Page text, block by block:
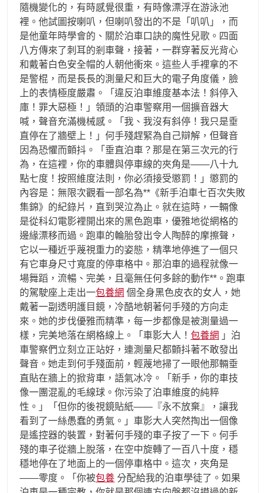
隨機變化的，有時感覺很重，有時像漂浮在游泳池
裡。他試圖按喇叭，但喇叭發出的不是「叭叭」，而
是他童年時學會的、關於泊車口訣的魔性兒歌。四面
八方傳來了刺耳的剎車聲，接著，一群穿著反光背心
和戴著白色安全帽的人朝他衝來。這些人手裡拿的不
是警棍，而是長長的測量尺和巨大的電子角度儀，臉
上的表情極度嚴肅。「違反泊車維度基本法！斜停入
庫！罪大惡極！」領頭的泊車警察用一個擴音器大
喊，聲音充滿機械感。「我、我沒有斜停！我只是垂
直停在了牆壁上！」何手殘趕緊為自己辯解，但聲音
因為恐懼而顫抖。「垂直泊車？那是在第三次元的行
為，在這裡，你的車體與停車線的夾角是——八十九
點七度！按照維度法則，你必須接受懲罰！」懲罰的
內容是：無限次觀看一部名為**《新手泊車七百次失敗
集錦》的紀錄片，直到哭泣為止。就在這時，一輛像
是從科幻電影裡開出來的黑色跑車，優雅地從網格的
邊緣漂移而過。跑車的輪胎發出令人陶醉的摩擦聲，
它以一種近乎蔑視重力的姿態，精準地停進了一個只
有它車身尺寸寬度的停車格中。那泊車的過程就像一
場舞蹈，流暢、完美，且毫無任何多餘的動作**。跑車
的駕駛座上走出一包養網 個全身黑色皮衣的女人，她
戴著一副透明護目鏡，冷酷地朝著何手殘的方向走
來。她的步伐優雅而精準，每一步都像是被測量過一
樣，完美地落在網格線上。「車影大人！ 包養網 」泊
車警察們立刻立正站好，連測量尺都顫抖著不敢發出
聲音。她走到何手殘面前，輕蔑地掃了一眼他那輛垂
直貼在牆上的掀背車，語氣冰冷。「新手，你的車技
像一團混亂的毛線球。你污染了泊車維度的純粹
性。」「但你的後視鏡貼紙——『永不放棄』，讓我
看到了一絲愚蠢的勇氣。」車影大人突然掏出一個像
是遙控器的裝置，對著何手殘的車子按了一下。何手
殘的車子從牆上脫落，在空中旋轉了一百八十度，穩
穩地停在了地面上的一個停車格中。這次，夾角是
——零度。「你被包養 分配給我的泊車學徒了。如果